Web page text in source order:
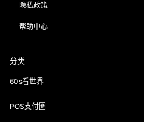
隐私政策
帮助中心
分类
60s看世界
POS支付圈